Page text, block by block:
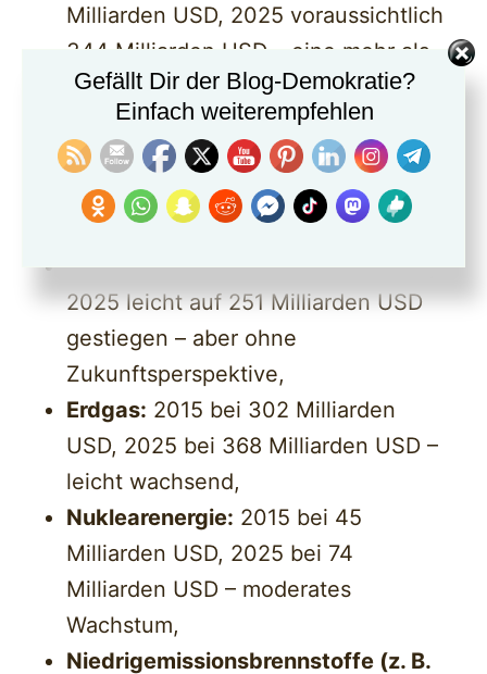
Milliarden USD, 2025 voraussichtlich
344 Milliarden USD – eine mehr als
Verdoppelung,
2015 dominierend mit 818
Milliarden USD, 2025 nur noch 543
Milliarden USD – ein massiver
Rückgang,
Kohle:2015 bei 222 Milliarden USD,
2025 leicht auf 251 Milliarden USD
gestiegen – aber ohne
Zukunftsperspektive,
Erdgas: 2015 bei 302 Milliarden
USD, 2025 bei 368 Milliarden USD –
leicht wachsend,
Nuklearenergie: 2015 bei 45
Milliarden USD, 2025 bei 74
Milliarden USD – moderates
Wachstum,
Niedrigemissionsbrennstoffe (z. B.
Gefällt Dir der Blog-Demokratie?
Einfach weiterempfehlen